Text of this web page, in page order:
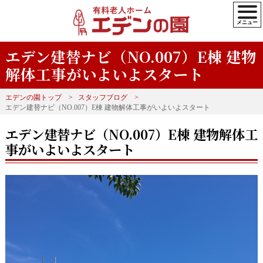
エデン建替ナビ（NO.007）E棟 建物
解体工事がいよいよスタート
エデンの園トップ
スタッフブログ
エデン建替ナビ（NO.007）E棟 建物解体工事がいよいよスタート
エデン建替ナビ（NO.007）E棟 建物解体工
事がいよいよスタート